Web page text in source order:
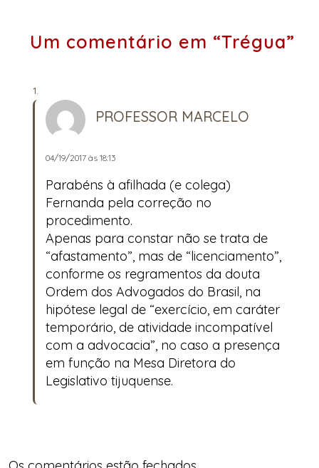
Um comentário em “Trégua”
PROFESSOR MARCELO
04/19/2017 às 18:13
Parabéns à afilhada (e colega)
Fernanda pela correção no
procedimento.
Apenas para constar não se trata de
“afastamento”, mas de “licenciamento”,
conforme os regramentos da douta
Ordem dos Advogados do Brasil, na
hipótese legal de “exercício, em caráter
temporário, de atividade incompatível
com a advocacia”, no caso a presença
em função na Mesa Diretora do
Legislativo tijuquense.